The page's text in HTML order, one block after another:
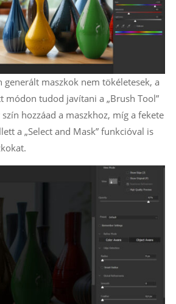
generált maszkok nem tökéletesek, a
módon tudod javítani a „Brush Tool”
hozzáad a maszkhoz, míg a fekete
a „Select and Mask” funkcióval is